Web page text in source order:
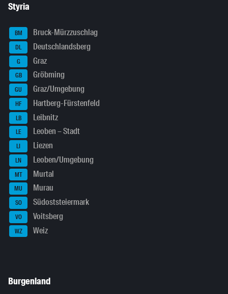
Styria
BM Bruck-Mürzzuschlag
DL Deutschlandsberg
G Graz
GB Gröbming
GU Graz/Umgebung
HF Hartberg-Fürstenfeld
LB Leibnitz
LE Leoben – Stadt
LI Liezen
LN Leoben/Umgebung
MT Murtal
MU Murau
SO Südoststeiermark
VO Voitsberg
WZ Weiz
Burgenland